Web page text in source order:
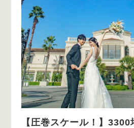
【圧巻スケール！】